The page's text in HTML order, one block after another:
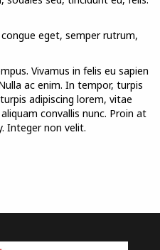
eget, semper rutrum,
Vivamus in felis eu sapien
ac enim. In tempor, turpis
adipiscing lorem, vitae
convallis nunc. Proin at
Integer non velit.